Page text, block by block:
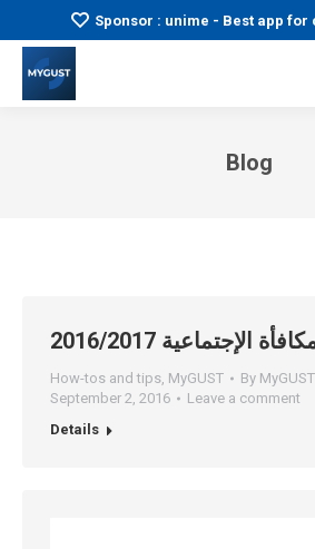
Sponsor : unime - Best app for
Blog
الإجتماعية 2016/2017
How-tos and tips, MyGUST By MyGUST
September 2, 2016
Leave a comment
Details